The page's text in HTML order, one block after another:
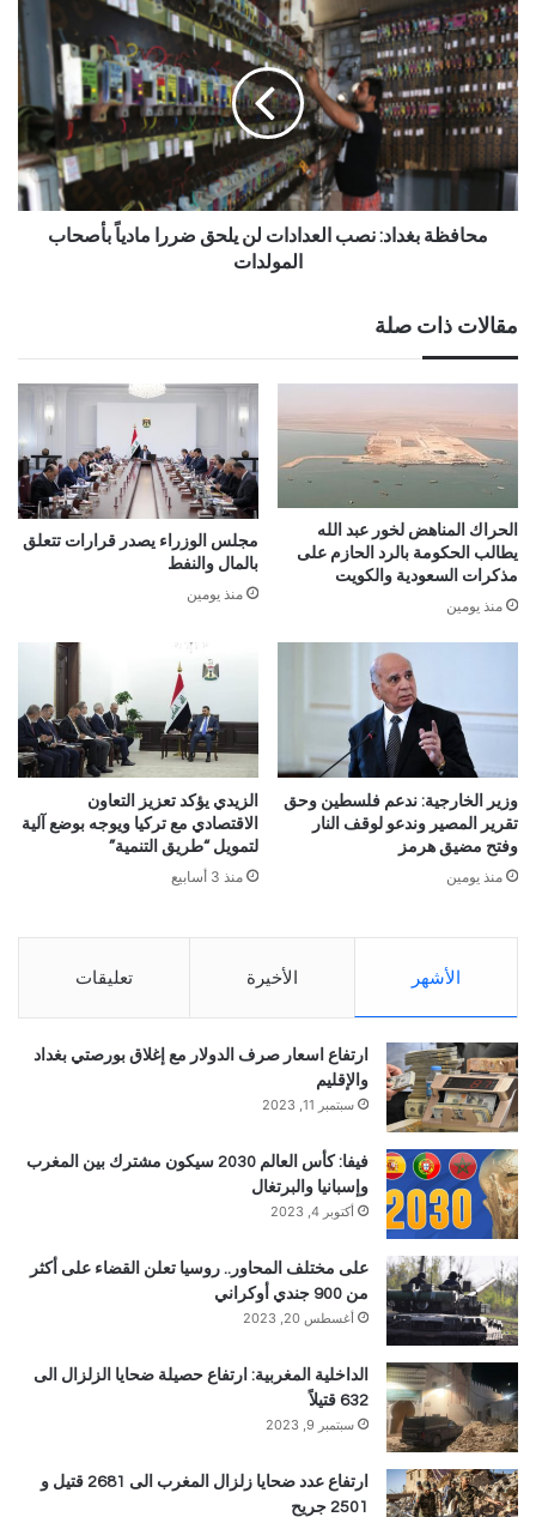
محافظة بغداد: نصب العدادات لن يلحق ضررا مادياً بأصحاب
المولدات
مقالات ذات صلة
الحراك المناهض لخور عبد الله
يطالب الحكومة بالرد الحازم على
مذكرات السعودية والكويت
منذ يومين
مجلس الوزراء يصدر قرارات تتعلق
بالمال والنفط
منذ يومين
وزير الخارجية: ندعم فلسطين وحق
تقرير المصير وندعو لوقف النار
وفتح مضيق هرمز
منذ يومين
الزيدي يؤكد تعزيز التعاون
الاقتصادي مع تركيا ويوجه بوضع آلية
لتمويل “طريق التنمية”
منذ 3 أسابيع
الأشهر الأخيرة تعليقات
ارتفاع اسعار صرف الدولار مع إغلاق بورصتي بغداد
والإقليم
سبتمبر 11, 2023
فيفا: كأس العالم 2030 سيكون مشترك بين المغرب
وإسبانيا والبرتغال
أكتوبر 4, 2023
على مختلف المحاور.. روسيا تعلن القضاء على أكثر
من 900 جندي أوكراني
أغسطس 20, 2023
الداخلية المغربية: ارتفاع حصيلة ضحايا الزلزال الى
632 قتيلاً
سبتمبر 9, 2023
ارتفاع عدد ضحايا زلزال المغرب الى 2681 قتيل و
2501 جريح